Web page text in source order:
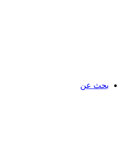
بحث عن